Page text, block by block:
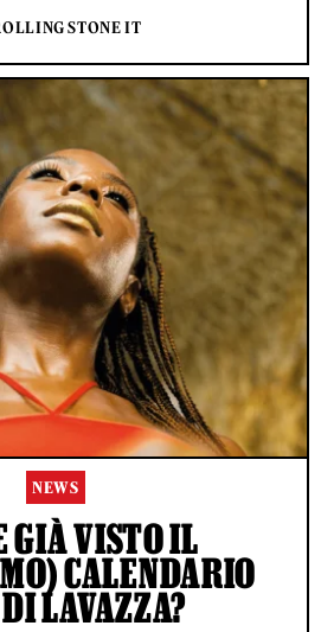
STONE IT
NEWS
GIÀ VISTO IL
CALENDARIO
LAVAZZA?